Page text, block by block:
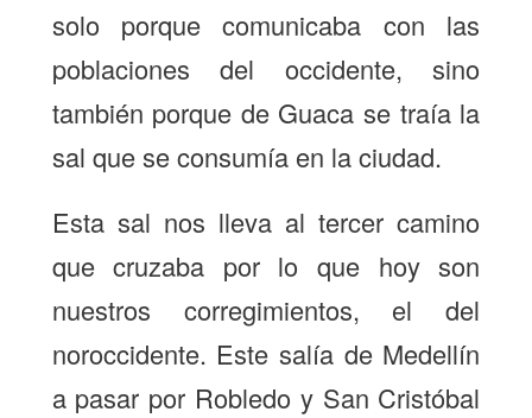
solo porque comunicaba con las
poblaciones del occidente, sino
también porque de Guaca se traía la
sal que se consumía en la ciudad.
Esta sal nos lleva al tercer camino
que cruzaba por lo que hoy son
nuestros corregimientos, el del
noroccidente. Este salía de Medellín
a pasar por Robledo y San Cristóbal